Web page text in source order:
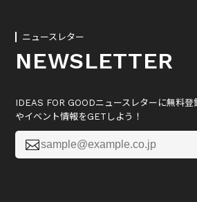
ニュースレター
NEWSLETTER
IDEAS FOR GOODニュースレターに無料登
やイベント情報をGETしよう！
